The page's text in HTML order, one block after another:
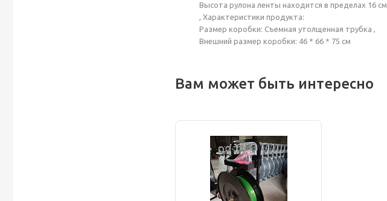
Высота рулона ленты находится в пределах 16 см
, Характеристики продукта:
Размер коробки: Съемная утолщенная трубка ,
Внешний размер коробки: 46 * 66 * 75 см
Вам может быть интересно